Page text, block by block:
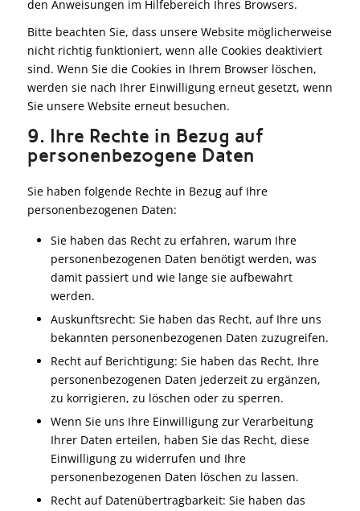
den Anweisungen im Hilfebereich Ihres Browsers.
Bitte beachten Sie, dass unsere Website möglicherweise
nicht richtig funktioniert, wenn alle Cookies deaktiviert
sind. Wenn Sie die Cookies in Ihrem Browser löschen,
werden sie nach Ihrer Einwilligung erneut gesetzt, wenn
Sie unsere Website erneut besuchen.
9. Ihre Rechte in Bezug auf
personenbezogene Daten
Sie haben folgende Rechte in Bezug auf Ihre
personenbezogenen Daten:
Sie haben das Recht zu erfahren, warum Ihre
personenbezogenen Daten benötigt werden, was
damit passiert und wie lange sie aufbewahrt
werden.
Auskunftsrecht: Sie haben das Recht, auf Ihre uns
bekannten personenbezogenen Daten zuzugreifen.
Recht auf Berichtigung: Sie haben das Recht, Ihre
personenbezogenen Daten jederzeit zu ergänzen,
zu korrigieren, zu löschen oder zu sperren.
Wenn Sie uns Ihre Einwilligung zur Verarbeitung
Ihrer Daten erteilen, haben Sie das Recht, diese
Einwilligung zu widerrufen und Ihre
personenbezogenen Daten löschen zu lassen.
Recht auf Datenübertragbarkeit: Sie haben das